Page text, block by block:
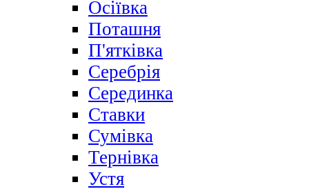
Осіївка
Поташня
П'ятківка
Серебрія
Серединка
Ставки
Сумівка
Тернівка
Устя